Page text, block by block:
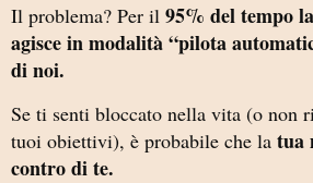
Il problema? Per il 95% del tempo
agisce in modalità “pilota
di noi.
Se ti senti bloccato nella vita (o non
tuoi obiettivi), è probabile che la tua
contro di te.